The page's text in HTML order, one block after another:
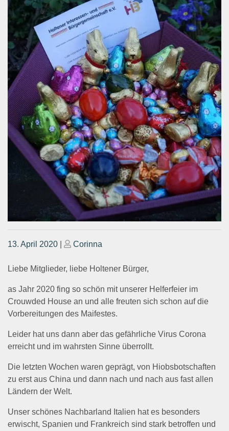
Posted
13. April 2020
Posted
Corinna
Liebe Mitglieder, liebe Holtener Bürger,
as Jahr 2020 fing so schön mit unserer Helferfeier im
Crouwded House an und alle freuten sich schon auf die
Vorbereitungen des Maifestes.
Leider hat uns dann aber das gefährliche Virus Corona
erreicht und im wahrsten Sinne überrollt.
Die letzten Wochen waren geprägt, von Hiobsbotschaften
zu erst aus China und dann nach und nach aus fast allen
Ländern der Welt.
Unser schönes Nachbarland Italien hat es besonders
erwischt, Spanien und Frankreich sind stark betroffen und